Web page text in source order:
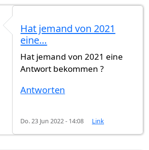
Hat jemand von 2021
eine…
Hat jemand von 2021 eine
Antwort bekommen ?
Antworten
Do. 23 Jun 2022 - 14:08 Link